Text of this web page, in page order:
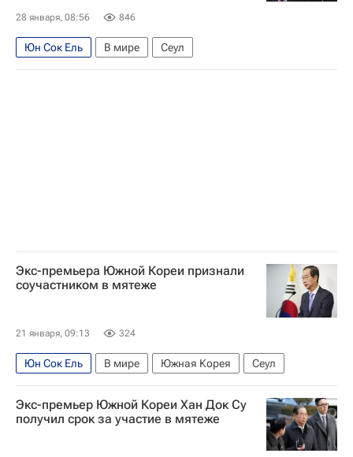
28 января, 08:56 846
Юн Сок Ель В мире Сеул
Экс-премьера Южной Кореи признали
соучастником в мятеже
21 января, 09:13 324
Юн Сок Ель В мире Южная Корея Сеул
Экс-премьер Южной Кореи Хан Док Су
получил срок за участие в мятеже